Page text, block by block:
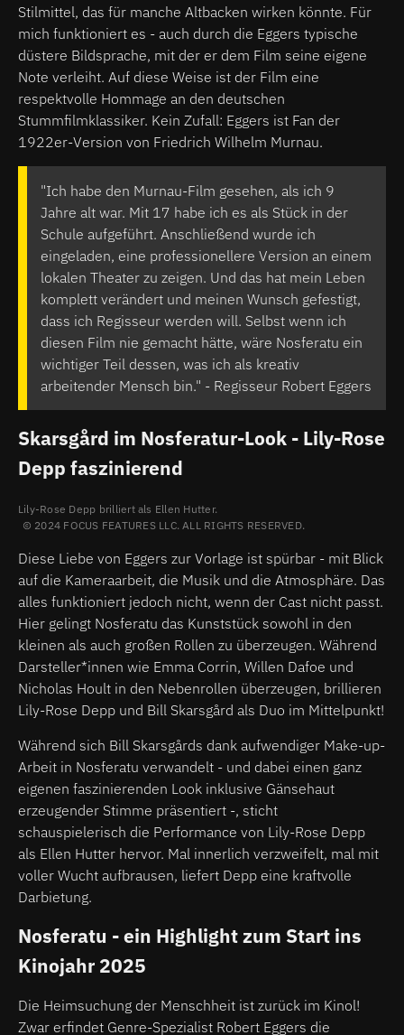
Stilmittel, das für manche Altbacken wirken könnte. Für
mich funktioniert es - auch durch die Eggers typische
düstere Bildsprache, mit der er dem Film seine eigene
Note verleiht. Auf diese Weise ist der Film eine
respektvolle Hommage an den deutschen
Stummfilmklassiker. Kein Zufall: Eggers ist Fan der
1922er-Version von Friedrich Wilhelm Murnau.
"Ich habe den Murnau-Film gesehen, als ich 9
Jahre alt war. Mit 17 habe ich es als Stück in der
Schule aufgeführt. Anschließend wurde ich
eingeladen, eine professionellere Version an einem
lokalen Theater zu zeigen. Und das hat mein Leben
komplett verändert und meinen Wunsch gefestigt,
dass ich Regisseur werden will. Selbst wenn ich
diesen Film nie gemacht hätte, wäre Nosferatu ein
wichtiger Teil dessen, was ich als kreativ
arbeitender Mensch bin." - Regisseur Robert Eggers
Skarsgård im Nosferatur-Look - Lily-Rose
Depp faszinierend
Lily-Rose Depp brilliert als Ellen Hutter.
2024 FOCUS FEATURES LLC. ALL RIGHTS RESERVED.
Diese Liebe von Eggers zur Vorlage ist spürbar - mit Blick
auf die Kameraarbeit, die Musik und die Atmosphäre. Das
alles funktioniert jedoch nicht, wenn der Cast nicht passt.
Hier gelingt Nosferatu das Kunststück sowohl in den
kleinen als auch großen Rollen zu überzeugen. Während
Darsteller*innen wie Emma Corrin, Willen Dafoe und
Nicholas Hoult in den Nebenrollen überzeugen, brillieren
Lily-Rose Depp und Bill Skarsgård als Duo im Mittelpunkt!
Während sich Bill Skarsgårds dank aufwendiger Make-up-
Arbeit in Nosferatu verwandelt - und dabei einen ganz
eigenen faszinierenden Look inklusive Gänsehaut
erzeugender Stimme präsentiert -, sticht
schauspielerisch die Performance von Lily-Rose Depp
als Ellen Hutter hervor. Mal innerlich verzweifelt, mal mit
voller Wucht aufbrausen, liefert Depp eine kraftvolle
Darbietung.
Nosferatu - ein Highlight zum Start ins
Kinojahr 2025
Die Heimsuchung der Menschheit ist zurück im Kinol!
Zwar erfindet Genre-Spezialist Robert Eggers die